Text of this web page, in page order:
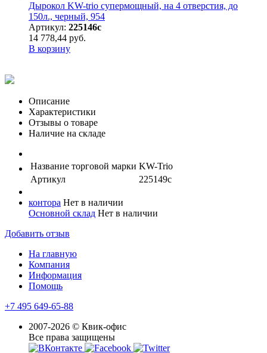
Дырокол KW-trio супермощный, на 4 отверстия, до
150л., черный, 954
Артикул: 225146с
14 778,44 руб.
В корзину
Описание
Характеристики
Отзывы о товаре
Наличие на складе
Название торговой марки KW-Trio
Артикул
225149с
контора Нет в наличии
Основной склад Нет в наличии
Добавить отзыв
На главную
Компания
Информация
Помощь
+7 495 649-65-88
2007-2026 © Квик-офис
Все права защищены